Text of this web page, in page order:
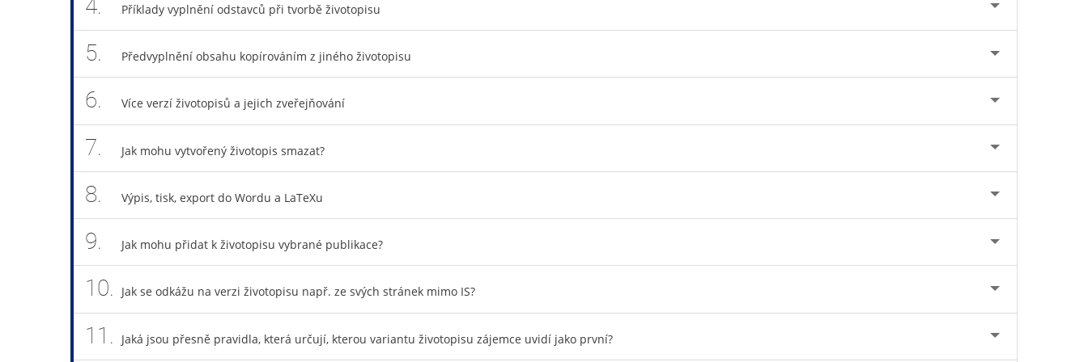
4. Příklady vyplnění odstavců při tvorbě životopisu
5. Předvyplnění obsahu kopírováním z jiného životopisu
6. Více verzí životopisů a jejich zveřejňování
7. Jak mohu vytvořený životopis smazat?
8. Výpis, tisk, export do Wordu a LaTeXu
9. Jak mohu přidat k životopisu vybrané publikace?
10. Jak se odkážu na verzi životopisu např. ze svých stránek mimo IS?
11. Jaká jsou přesně pravidla, která určují, kterou variantu životopisu zájemce uvidí jako první?